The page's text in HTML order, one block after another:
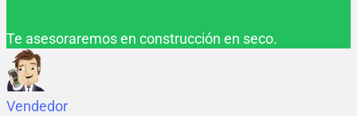
Te asesoraremos en construcción en seco.
Vendedor